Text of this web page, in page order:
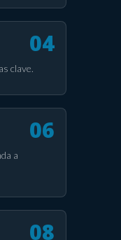
clave.
a